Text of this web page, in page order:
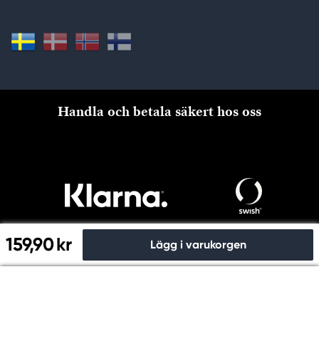
159,90 kr Lägg i varukorgen
Handla och betala säkert hos oss